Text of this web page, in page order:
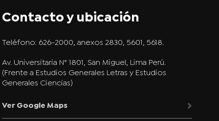
Contacto y ubicación
Teléfono: 626-2000, anexos 2830, 5601, 5618.
Av. Universitaria N° 1801, San Miguel, Lima Perú.
(Frente a Estudios Generales Letras y Estudios
Generales Ciencias)
Ver Google Maps